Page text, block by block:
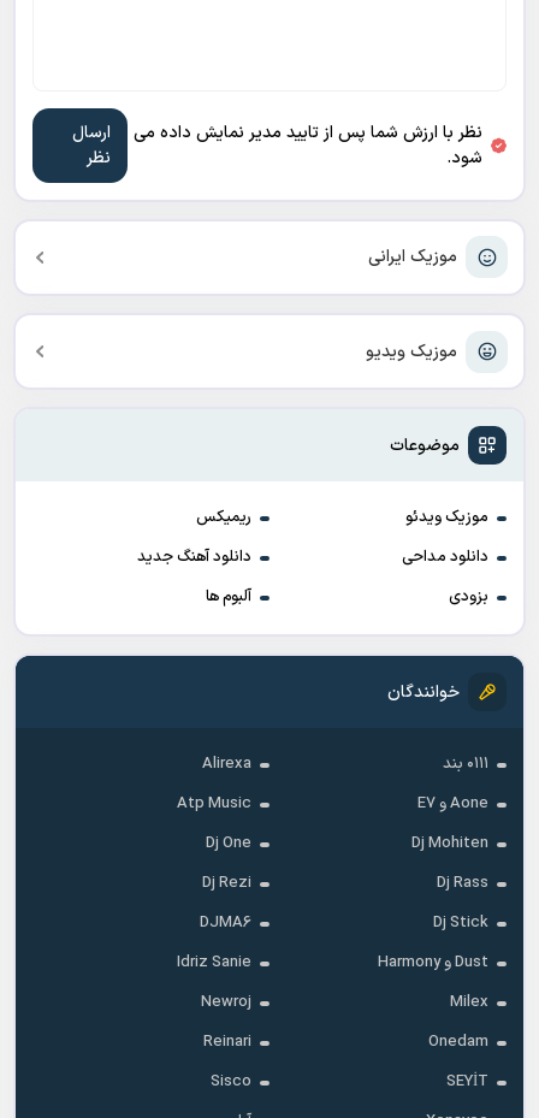
موزیک ایرانی
موزیک ویدیو
موضوعات
موزیک ویدئو
ریمیکس
دانلود مداحی
دانلود آهنگ جدید
بزودی
آلبوم ها
خوانندگان
۰۱۱۱ بند
Alirexa
Aone و E7
Atp Music
Dj Mohiten
Dj One
Dj Rass
Dj Rezi
Dj Stick
DJMA6
Dust و Harmony
Idriz Sanie
Milex
Newroj
Onedam
Reinari
SEYİT
Sisco
نظر با ارزش شما پس از تایید مدیر نمایش داده می
شود.